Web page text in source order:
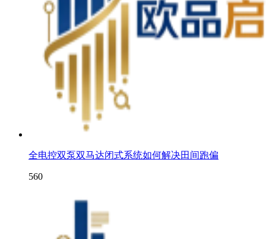
全电控双泵双马达闭式系统如何解决田间跑偏
560